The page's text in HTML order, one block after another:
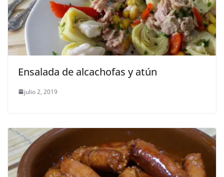
Ensalada de alcachofas y atún
julio 2, 2019